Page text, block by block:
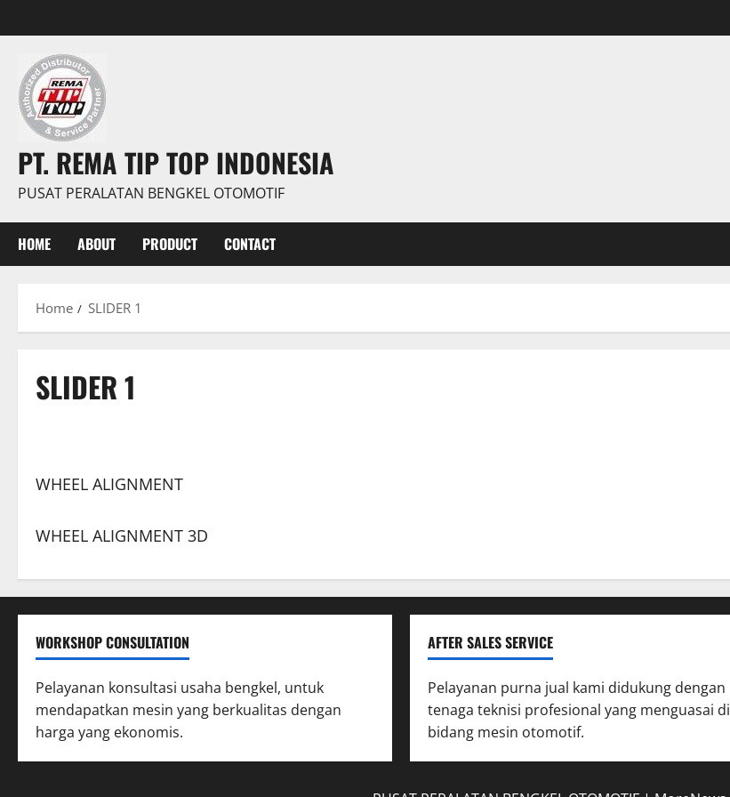
PT. REMA TIP TOP INDONESIA
PUSAT PERALATAN BENGKEL OTOMOTIF
HOME ABOUT PRODUCT CONTACT
Home SLIDER 1
SLIDER 1
WHEEL ALIGNMENT
WHEEL ALIGNMENT 3D
WORKSHOP CONSULTATION
Pelayanan konsultasi usaha bengkel, untuk
mendapatkan mesin yang berkualitas dengan
harga yang ekonomis.
AFTER SALES SERVICE
Pelayanan purna jual kami didukung dengan
tenaga teknisi profesional yang menguasai di
bidang mesin otomotif.